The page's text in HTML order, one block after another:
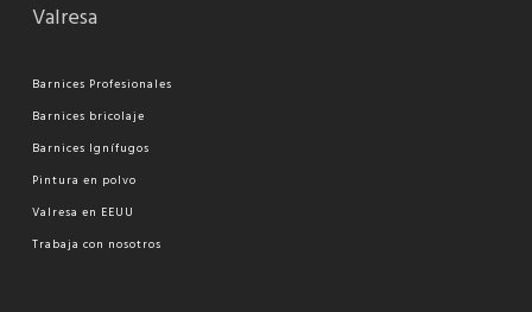
Valresa
Barnices Profesionales
Barnices bricolaje
Barnices Ignífugos
Pintura en polvo
Valresa en EEUU
Trabaja con nosotros